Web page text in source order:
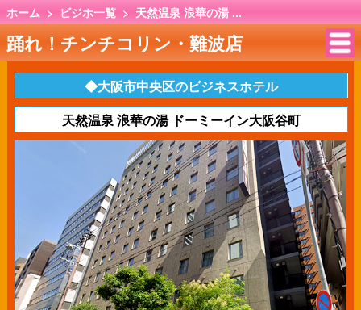
ホーム > ビジホ一覧 > 天然温泉 浪華の湯 ...
踊れ！チンチコリン・難波店
◆大阪市中央区のビジネスホテル
天然温泉 浪華の湯 ドーミーイン大阪谷町